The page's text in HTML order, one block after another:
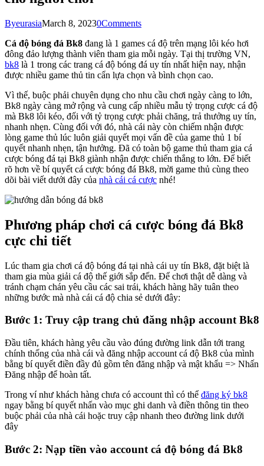
ByeurasiaMarch 8, 20230Comments
Cá độ bóng đá Bk8 đang là 1 games cá độ trên mạng lôi kéo hơi
đông đảo lượng thành viên tham gia mỗi ngày. Tại thị trường VN,
bk8 là 1 trong các trang cá độ bóng đá uy tín nhất hiện nay, nhận
được nhiều game thủ tin cẩn lựa chọn và bình chọn cao.
Vì thế, buộc phải chuyên dụng cho nhu cầu chơi ngày càng to lớn,
Bk8 ngày càng mở rộng và cung cấp nhiều mẫu tỷ trọng cược cá độ
mà Bk8 lôi kéo, đối với tỷ trọng cược phải chăng, trả thưởng uy tín,
nhanh nhẹn. Cùng đối với đó, nhà cái này còn chiếm nhận được
lòng game thủ lúc luôn giải quyết mọi vấn đề của game thủ 1 bí
quyết nhanh nhẹn, tận hưởng. Đã có toàn bộ game thủ tham gia cá
cược bóng đá tại Bk8 giành nhận được chiến thắng to lớn. Để biết
rõ hơn về bí quyết cá cược bóng đá Bk8, mời game thủ cùng theo
dõi bài viết dưới đây của nhà cái cá cược nhé!
Phương pháp chơi cá cược bóng đá Bk8
cực chi tiết
Lúc tham gia chơi cá độ bóng đá tại nhà cái uy tín Bk8, đặt biệt là
tham gia mùa giải cá độ thế giới sắp đến. Để chơi thật dễ dàng và
tránh chạm chán yêu cầu các sai trái, khách hàng hãy tuân theo
những bước mà nhà cái cá độ chia sẻ dưới đây:
Bước 1: Truy cập trang chủ đăng nhập account Bk8
Đầu tiên, khách hàng yêu cầu vào đúng đường link dẫn tới trang
chính thống của nhà cái và đăng nhập account cá độ Bk8 của mình
bằng bí quyết điền đầy đủ gồm tên đăng nhập và mật khẩu => Nhấn
Đăng nhập để hoàn tất.
Trong ví như khách hàng chưa có account thì có thể đăng ký bk8
ngay bằng bí quyết nhấn vào mục ghi danh và điền thông tin theo
buộc phải của nhà cái hoặc truy cập nhanh theo đường link dưới
đây
Bước 2: Nạp tiền vào account cá độ bóng đá Bk8